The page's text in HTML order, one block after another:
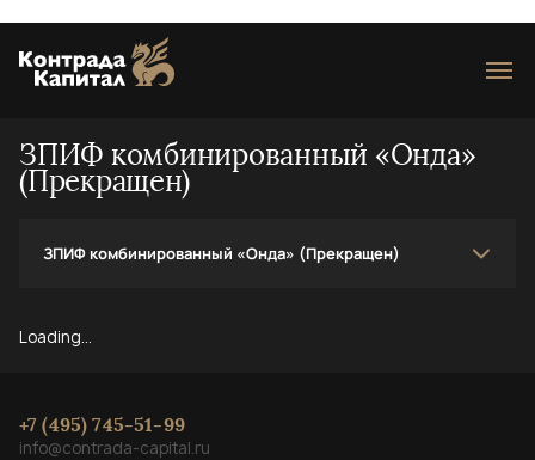
ЗПИФ комбинированный «Онда» (Прекращен)
ЗПИФ комбинированный «Онда»
(Прекращен)
Loading...
+7 (495) 745-51-99
info@contrada-capital.ru